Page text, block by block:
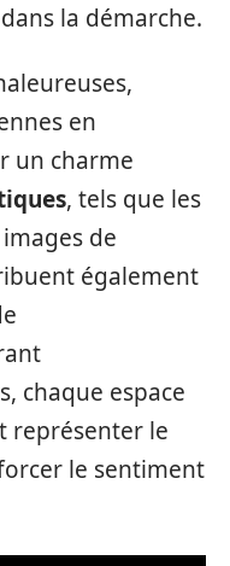
la démarche.
en
un charme
, tels que les
de
également
chaque espace
représenter le
le sentiment